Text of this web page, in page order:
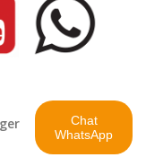
Chat
WhatsApp